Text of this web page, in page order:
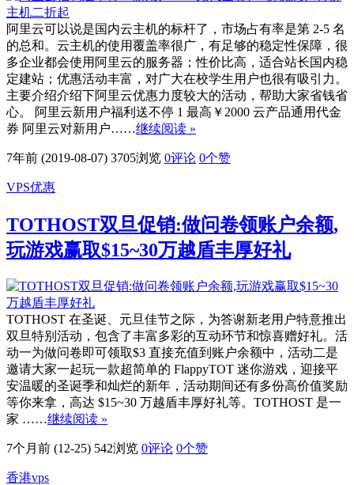
阿里云可以说是国内云主机的标杆了，市场占有率是第 2-5 名
的总和。云主机的使用覆盖率很广，有足够的稳定性保障，很
多企业都会使用阿里云的服务器；性价比高，适合站长国内稳
定建站；优惠活动丰富，对广大在校学生用户也很有吸引力。
主要介绍介绍下阿里云优惠力度较大的活动，帮助大家省钱省
心。 阿里云新用户福利送不停 1 最高￥2000 云产品通用代金
券 阿里云对新用户……继续阅读 »
7年前 (2019-08-07) 3705浏览 0评论 0个赞
VPS优惠
TOTHOST双旦促销:做问卷领账户余额,
玩游戏赢取$15~30万越盾丰厚好礼
TOTHOST 在圣诞、元旦佳节之际，为答谢新老用户特意推出
双旦特别活动，包含了丰富多彩的互动环节和惊喜赠好礼。活
动一为做问卷即可领取$3 直接充值到账户余额中，活动二是
邀请大家一起玩一款超简单的 FlappyTOT 迷你游戏，迎接平
安温暖的圣诞季和灿烂的新年，活动期间还有多份高价值奖励
等你来拿，高达 $15~30 万越盾丰厚好礼等。TOTHOST 是一
家 ……继续阅读 »
7个月前 (12-25) 542浏览 0评论 0个赞
香港vps